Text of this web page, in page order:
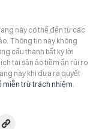
này có thể đến từ các
Thông tin này không
cấu thành bất kỳ lời
tài sản ảo tiềm ẩn rủi ro
này khi đưa ra quyết
miễn trừ trách nhiệm.